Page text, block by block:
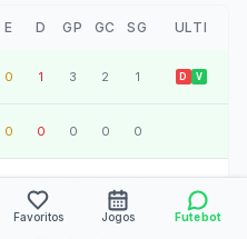
E D GP GC SG ULTI
0 1 3 2 1 D V
0 0 0 0 0
Favoritos Jogos Futebot